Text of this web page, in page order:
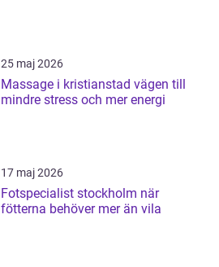
25 maj 2026
Massage i kristianstad vägen till
mindre stress och mer energi
17 maj 2026
Fotspecialist stockholm när
fötterna behöver mer än vila